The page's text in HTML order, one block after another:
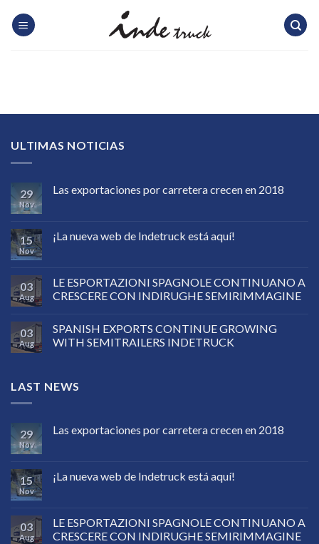
ULTIMAS NOTICIAS
29
Nov
Las exportaciones por carretera crecen en 2018
15
Nov
¡La nueva web de Indetruck está aquí!
03
Aug
LE ESPORTAZIONI SPAGNOLE CONTINUANO A
CRESCERE CON INDIRUGHE SEMIRIMMAGINE
03
Aug
SPANISH EXPORTS CONTINUE GROWING
WITH SEMITRAILERS INDETRUCK
LAST NEWS
29
Nov
Las exportaciones por carretera crecen en 2018
15
Nov
¡La nueva web de Indetruck está aquí!
03
Aug
LE ESPORTAZIONI SPAGNOLE CONTINUANO A
CRESCERE CON INDIRUGHE SEMIRIMMAGINE